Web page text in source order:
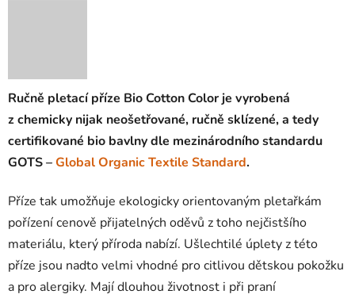
Ručně pletací příze Bio Cotton Color je vyrobená
z chemicky nijak neošetřované, ručně sklízené, a tedy
certifikované bio bavlny dle mezinárodního standardu
GOTS –Global Organic Textile Standard.
Příze tak umožňuje ekologicky orientovaným pletařkám
pořízení cenově přijatelných oděvů z toho nejčistšího
materiálu, který příroda nabízí. Ušlechtilé úplety z této
příze jsou nadto velmi vhodné pro citlivou dětskou pokožku
a pro alergiky. Mají dlouhou životnost i při praní